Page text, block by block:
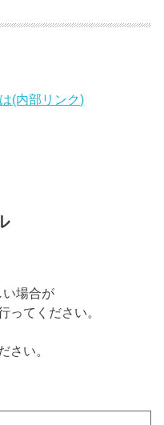
(内部リンク)
場合が
ってください。
さい。